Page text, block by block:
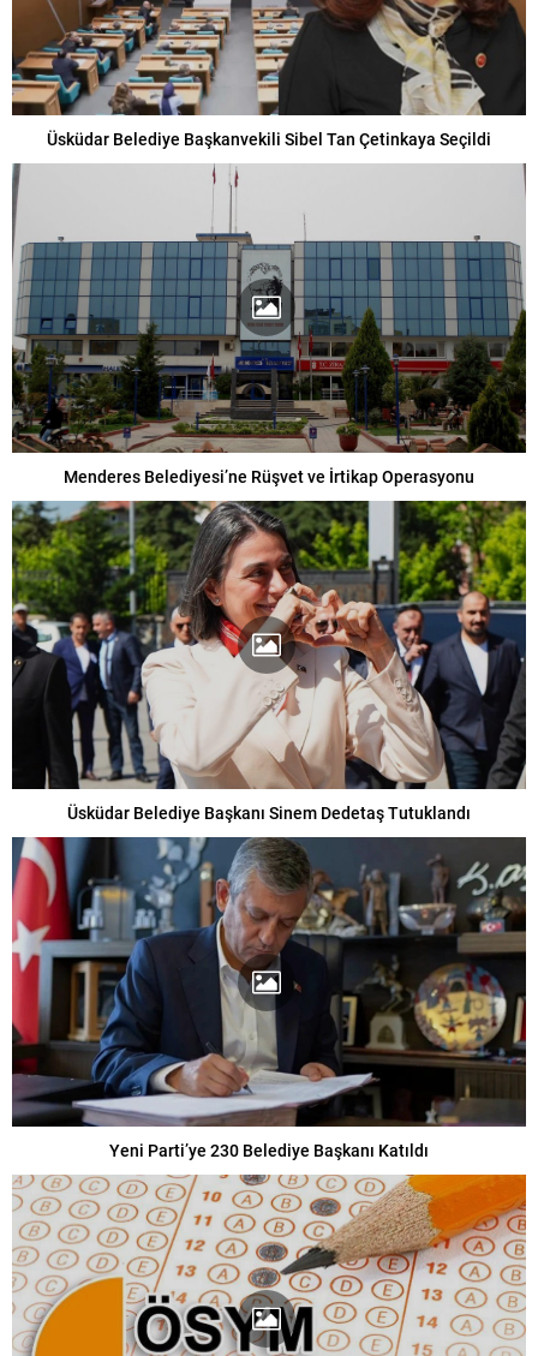
Üsküdar Belediye Başkanvekili Sibel Tan Çetinkaya Seçildi
Menderes Belediyesi’ne Rüşvet ve İrtikap Operasyonu
Üsküdar Belediye Başkanı Sinem Dedetaş Tutuklandı
Yeni Parti’ye 230 Belediye Başkanı Katıldı